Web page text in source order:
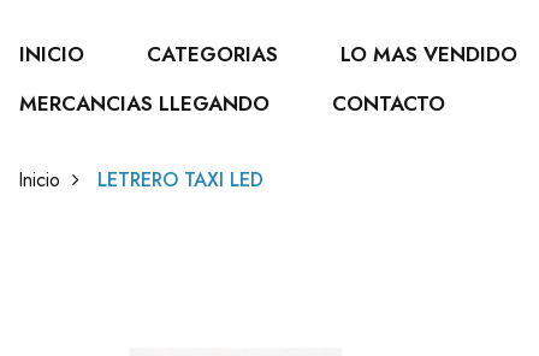
INICIO CATEGORIAS
LO MAS VENDIDO
MERCANCIAS LLEGANDO
CONTACTO
Inicio LETRERO TAXI LED